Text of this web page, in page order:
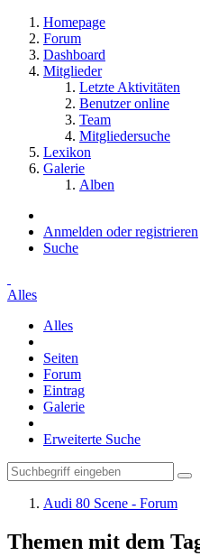
Homepage
Forum
Dashboard
Mitglieder
Letzte Aktivitäten
Benutzer online
Team
Mitgliedersuche
Lexikon
Galerie
Alben
Anmelden oder registrieren
Suche
Alles
Alles
Seiten
Forum
Eintrag
Galerie
Erweiterte Suche
Audi 80 Scene - Forum
Themen mit dem